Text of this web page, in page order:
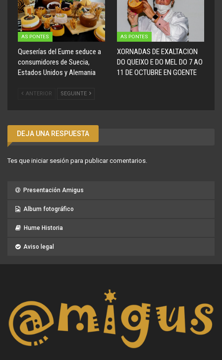
AS PONTES
Queserías del Eume seduce a
consumidores de Suecia,
Estados Unidos y Alemania
AS PONTES
XORNADAS DE EXALTACION
DO QUEIXO E DO MEL DO 7 AO
11 DE OCTUBRE EN GOENTE
ANTERIOR SEGUINTE
DEJA UNA RESPUESTA
Tes que iniciar sesión para publicar comentarios.
Presentación Amigus
Album fotográfico
Hume Historia
Aviso legal